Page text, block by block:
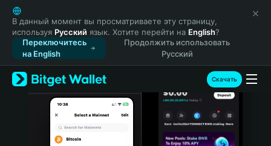
English
日本語
Tiếng Việt
Русский
Español (Latinoamérica)
Türkçe
Italiano
В данный момент вы просматриваете эту страницу,
используя Русский язык. Хотите перейти на English?
Переключитесь
на English
Продолжить использовать
Русский
Скачать